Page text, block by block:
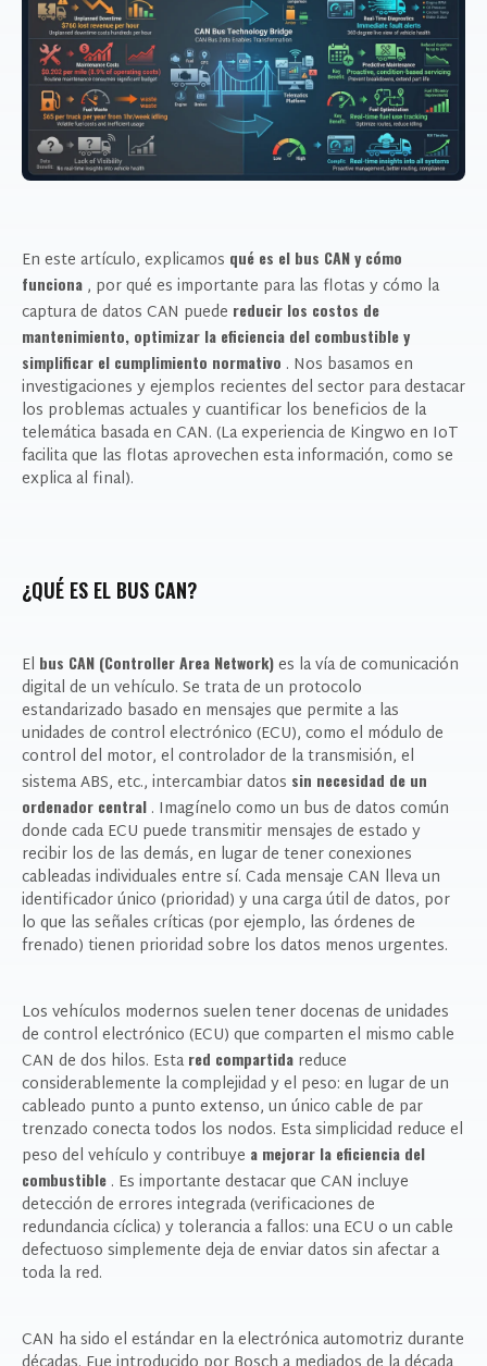
En este artículo, explicamos qué es el bus CAN y cómo
funciona , por qué es importante para las flotas y cómo la
captura de datos CAN puede reducir los costos de
mantenimiento, optimizar la eficiencia del combustible y
simplificar el cumplimiento normativo . Nos basamos en
investigaciones y ejemplos recientes del sector para destacar
los problemas actuales y cuantificar los beneficios de la
telemática basada en CAN. (La experiencia de Kingwo en IoT
facilita que las flotas aprovechen esta información, como se
explica al final).
¿QUÉ ES EL BUS CAN?
El bus CAN (Controller Area Network)es la vía de comunicación
digital de un vehículo. Se trata de un protocolo
estandarizado basado en mensajes que permite a las
unidades de control electrónico (ECU), como el módulo de
control del motor, el controlador de la transmisión, el
sistema ABS, etc., intercambiar datos sin necesidad de un
ordenador central . Imagínelo como un bus de datos común
donde cada ECU puede transmitir mensajes de estado y
recibir los de las demás, en lugar de tener conexiones
cableadas individuales entre sí. Cada mensaje CAN lleva un
identificador único (prioridad) y una carga útil de datos, por
lo que las señales críticas (por ejemplo, las órdenes de
frenado) tienen prioridad sobre los datos menos urgentes.
Los vehículos modernos suelen tener docenas de unidades
de control electrónico (ECU) que comparten el mismo cable
CAN de dos hilos. Esta red compartida reduce
considerablemente la complejidad y el peso: en lugar de un
cableado punto a punto extenso, un único cable de par
trenzado conecta todos los nodos. Esta simplicidad reduce el
peso del vehículo y contribuye a mejorar la eficiencia del
combustible . Es importante destacar que CAN incluye
detección de errores integrada (verificaciones de
redundancia cíclica) y tolerancia a fallos: una ECU o un cable
defectuoso simplemente deja de enviar datos sin afectar a
toda la red.
CAN ha sido el estándar en la electrónica automotriz durante